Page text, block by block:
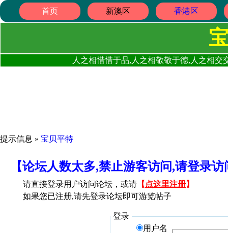
首页 新澳区 香港区
人之相惜惜于品,人之相敬敬于德,人之相
提示信息 » 宝贝平特
【论坛人数太多,禁止游客访问,请登录
请直接登录用户访问论坛，或请 【 点这里注册】
如果您已注册,请先登录论坛即可游览帖子
登录
用户名